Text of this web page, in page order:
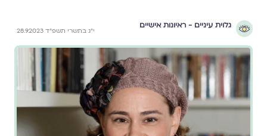
גלוית עיניים - ראיונות אישיים
י״ג בתשרי תשפ״ד 28.9.2023